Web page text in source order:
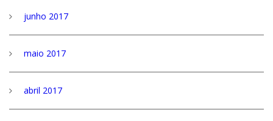
junho 2017
maio 2017
abril 2017